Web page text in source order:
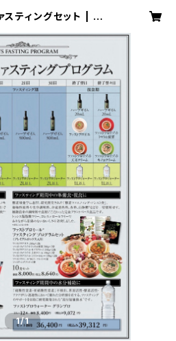
ティングセット | RE
1/1